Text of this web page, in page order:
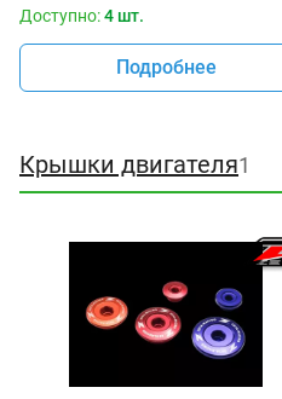
Доступно:4 шт.
Подробнее
Крышки двигателя1